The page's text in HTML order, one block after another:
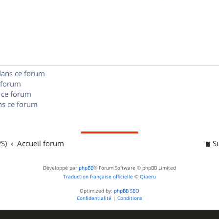
ce forum
forum
ce forum
Accueil forum
Développé par phpBB® Forum Software © phpBB Limited
Traduction française officielle © Qiaeru
Optimized by: phpBB SEO
Confidentialité | Conditions